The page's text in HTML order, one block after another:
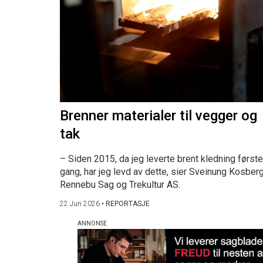
Brenner materialer til vegger og
tak
– Siden 2015, da jeg leverte brent kledning første
gang, har jeg levd av dette, sier Sveinung
Rennebu Sag og Trekultur AS.
22 Jun 2026 • REPORTASJE